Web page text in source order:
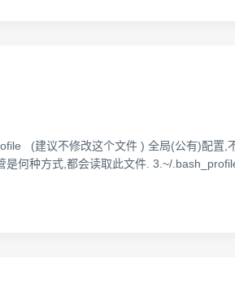
(建议不修改这个文件 ) 全局(公有)配
是何种方式,都会读取此文件. 3.~/